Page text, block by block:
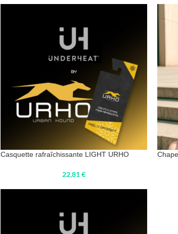
Casquette rafraîchissante LIGHT URHO
22,81€